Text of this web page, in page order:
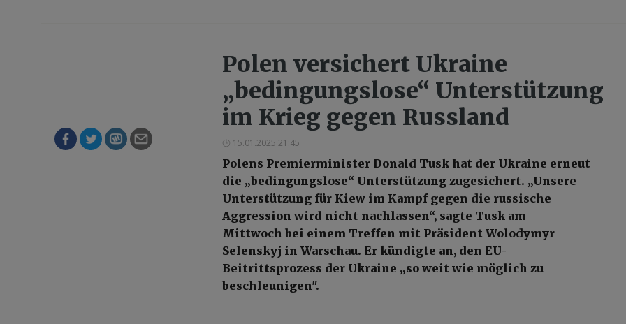
Polen versichert Ukraine
„bedingungslose“ Unterstützung
im Krieg gegen Russland
15.01.2025 21:45
Polens Premierminister Donald Tusk hat der Ukraine erneut
die „bedingungslose“ Unterstützung zugesichert. „Unsere
Unterstützung für Kiew im Kampf gegen die russische
Aggression wird nicht nachlassen“, sagte Tusk am
Mittwoch bei einem Treffen mit Präsident Wolodymyr
Selenskyj in Warschau. Er kündigte an, den EU-
Beitrittsprozess der Ukraine „so weit wie möglich zu
beschleunigen".